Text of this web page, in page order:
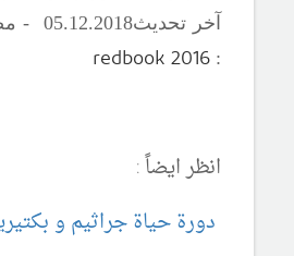
آخر تحديث0 5.12.20
18 -
:
redbook 2016
انظر ايضاً :
دورة حياة جراثيم و